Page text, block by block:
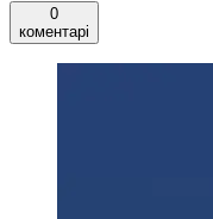
0
коментарі